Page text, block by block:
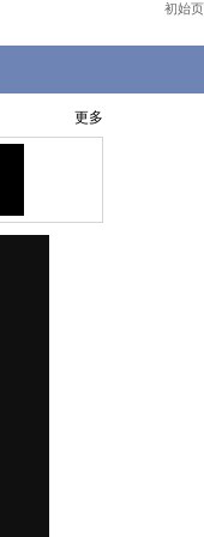
初始页
更多